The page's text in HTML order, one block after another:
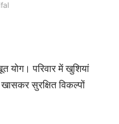
परिवार में खुशियां
सुरक्षित विकल्पों